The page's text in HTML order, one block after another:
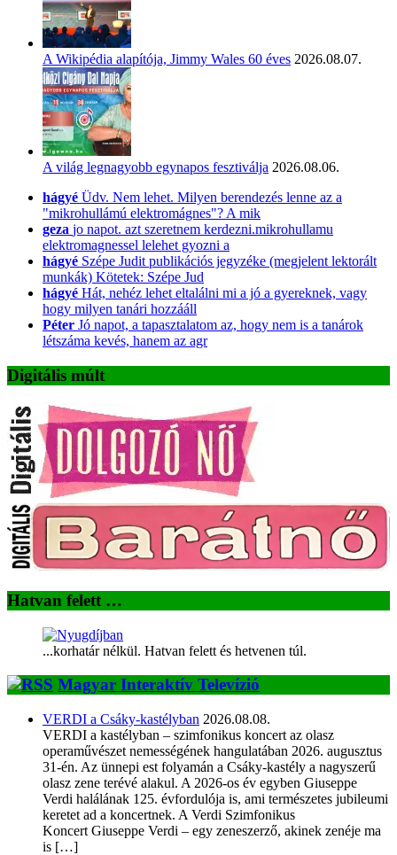
A Wikipédia alapítója, Jimmy Wales 60 éves 2026.08.07.
A világ legnagyobb egynapos fesztiválja 2026.08.06.
hágyé Üdv. Nem lehet. Milyen berendezés lenne az a
"mikrohullámú elektromágnes"? A mik
geza jo napot. azt szeretnem kerdezni.mikrohullamu
elektromagnessel lelehet gyozni a
hágyé Szépe Judit publikációs jegyzéke (megjelent lektorált
munkák) Kötetek: Szépe Jud
hágyé Hát, nehéz lehet eltalálni mi a jó a gyereknek, vagy
hogy milyen tanári hozzááll
Péter Jó napot, a tapasztalatom az, hogy nem is a tanárok
létszáma kevés, hanem az agr
Digitális múlt
Hatvan felett …
...korhatár nélkül. Hatvan felett és hetvenen túl.
Magyar Interaktív Televízió
VERDI a Csáky-kastélyban 2026.08.08.
VERDI a kastélyban – szimfonikus koncert az olasz
operaművészet nemességének hangulatában 2026. augusztus
31-én. Az ünnepi est folyamán a Csáky-kastély a nagyszerű
olasz zene terévé alakul. A 2026-os év egyben Giuseppe
Verdi halálának 125. évfordulója is, ami természetes jubileumi
keretet ad a koncertnek. A Verdi Szimfonikus
Koncert Giuseppe Verdi – egy zeneszerző, akinek zenéje ma
is […]